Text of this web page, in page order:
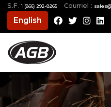
S.F. 1 (866) 292-8265 Courriel :
English Facebook
Twitter